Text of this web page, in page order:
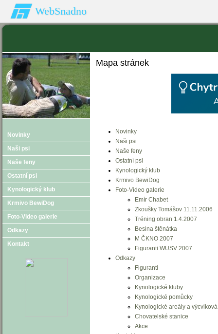
WebSnadno
Novinky
Naši psi
Naše feny
Ostatní psi
Kynologický klub
Krmivo BewiDog
Foto-Video galerie
Odkazy
Kontakt
Mapa stránek
Novinky
Naši psi
Naše feny
Ostatní psi
Kynologický klub
Krmivo BewiDog
Foto-Video galerie
Emír Chabet
Zkoušky Tomášov 11.11.2006
Tréning obran 1.4.2007
Besina štěnátka
M ČKNO 2007
Figuranti WUSV 2007
Odkazy
Figuranti
Organizace
Kynologické kluby
Kynologické pomůcky
Kynologické areály a
Chovatelské stanice
Akce